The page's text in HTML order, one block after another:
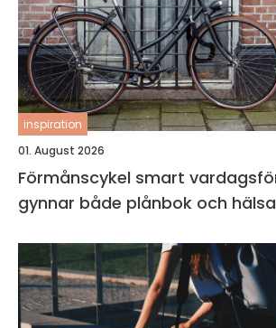
inspiration
01. August 2026
Förmånscykel smart vardagsförmån som
gynnar både plånbok och hälsa